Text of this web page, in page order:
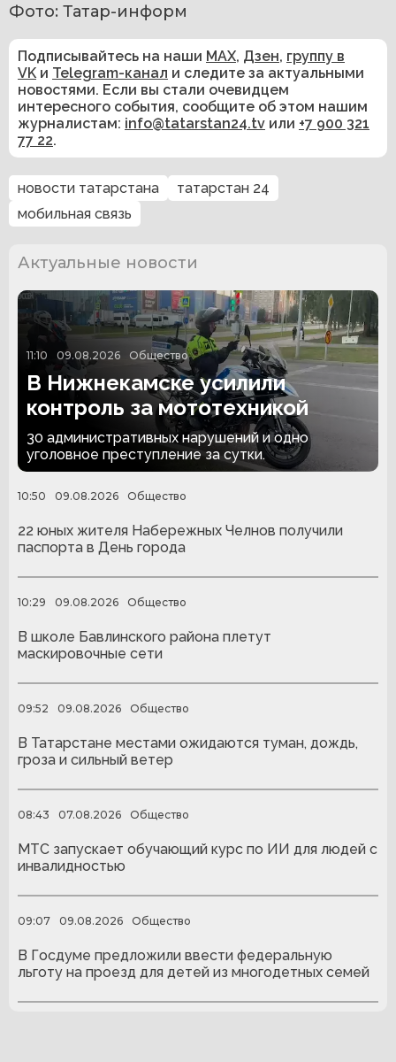
Фото: Татар-информ
Подписывайтесь на наши MAX, Дзен, группу в
VK и Telegram-канал и следите за актуальными
новостями. Если вы стали очевидцем
интересного события, сообщите об этом нашим
журналистам: info@tatarstan24.tv или +7 900 321
77 22.
новости татарстана
татарстан 24
мобильная связь
Актуальные новости
11:10 09.08.2026 Общество
В Нижнекамске усилили
контроль за мототехникой
30 административных нарушений и одно
уголовное преступление за сутки.
10:50 09.08.2026 Общество
22 юных жителя Набережных Челнов получили
паспорта в День города
10:29 09.08.2026 Общество
В школе Бавлинского района плетут
маскировочные сети
09:52 09.08.2026 Общество
В Татарстане местами ожидаются туман, дождь,
гроза и сильный ветер
08:43 07.08.2026 Общество
МТС запускает обучающий курс по ИИ для людей с
инвалидностью
09:07 09.08.2026 Общество
В Госдуме предложили ввести федеральную
льготу на проезд для детей из многодетных семей